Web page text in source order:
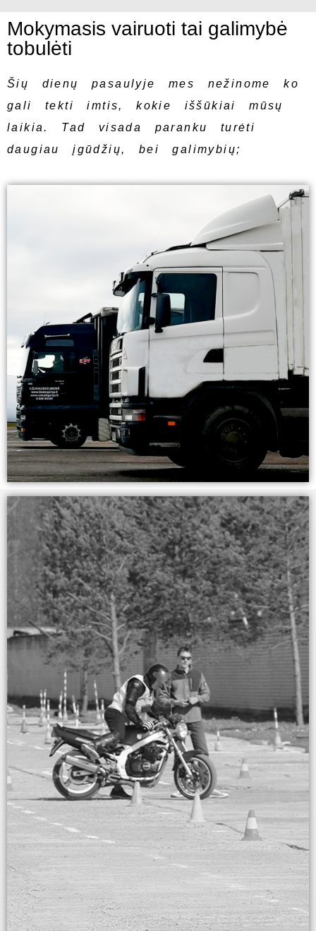
Mokymasis vairuoti tai galimybė
tobulėti
Šių dienų pasaulyje mes nežinome ko
gali tekti imtis, kokie iššūkiai mūsų
laikia. Tad visada paranku turėti
daugiau įgūdžių, bei galimybių;